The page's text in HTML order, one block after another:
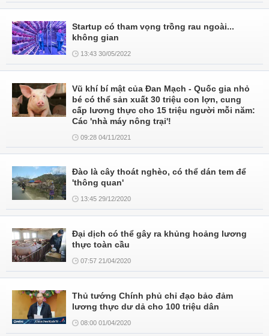
Startup có tham vọng trồng rau ngoài...
không gian
13:43 30/05/2022
Vũ khí bí mật của Đan Mạch - Quốc gia nhỏ
bé có thể sản xuất 30 triệu con lợn, cung
cấp lương thực cho 15 triệu người mỗi năm:
Các 'nhà máy nông trại'!
09:28 04/11/2021
Ðào là cây thoát nghèo, có thể dán tem để
'thông quan'
13:45 29/12/2020
Đại dịch có thể gây ra khủng hoảng lương
thực toàn cầu
07:57 21/04/2020
Thủ tướng Chính phủ chỉ đạo bảo đảm
lương thực dư dả cho 100 triệu dân
08:00 01/04/2020